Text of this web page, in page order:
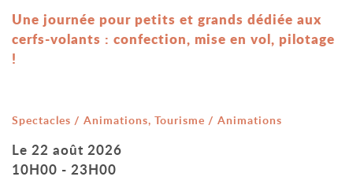
Une journée pour petits et grands dédiée aux
cerfs-volants : confection, mise en vol, pilotage
!
Catégorie : "
Spectacles / Animations, Tourisme / Animations
Le 22 août 2026
10H00 - 23H00